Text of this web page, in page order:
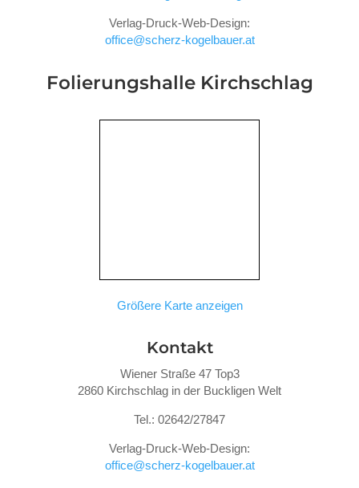
Verlag-Druck-Web-Design:
office@scherz-kogelbauer.at
Folierungshalle Kirchschlag
Größere Karte anzeigen
Kontakt
Wiener Straße 47 Top3
2860 Kirchschlag in der Buckligen Welt
Tel.: 02642/27847
Verlag-Druck-Web-Design:
office@scherz-kogelbauer.at